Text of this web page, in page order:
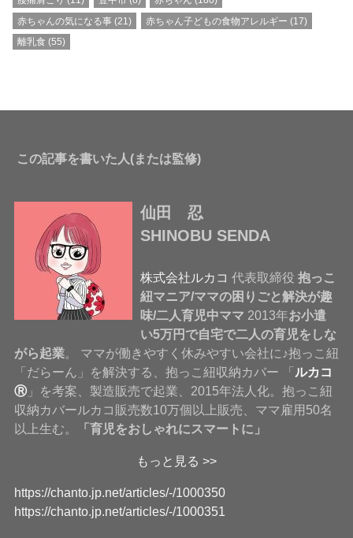
赤ちゃんの気になる事 (21) 赤ちゃん子どもの食物アレルギー (17)
離乳食 (55)
この記事を書いた人(または監修)
仙田 忍
SHINOBU SENDA
株式会社ルカコ 代表取締役抱っこ
紐マニア/ママの困りごと解決が趣
味/二人育児中ママ 2013年お小遣
い5万円で自宅で二人の育児をしな
がら起業。 ママが働きやすく休みやすい会社に♪抱っこ紐
「だらーん」を解決する、抱っこ紐収納カバー 「 ルカコ
Ⓡ」を考案、製造販売で起業、2015年法人化。抱っこ紐
収納カバールカコ販売数10万個以上販売、ママ雇用50名
以上生む。
「育児をおしゃれにスマートに」
もっと見る >>
https://chanto.jp.net/articles/-/1000350
https://chanto.jp.net/articles/-/1000351